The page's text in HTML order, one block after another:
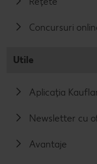
Concursuri
Utile
Aplicația
Newsletter cu
Avantaje